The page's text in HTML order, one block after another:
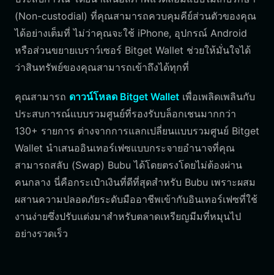
(Non-custodial) ที่คุณสามารถควบคุมคีย์ส่วนตัวของคุณ
ได้อย่างเต็มที่ ไม่ว่าคุณจะใช้ iPhone, อุปกรณ์ Android
หรือส่วนขยายเบราว์เซอร์ Bitget Wallet ช่วยให้มั่นใจได้
ว่าสินทรัพย์ของคุณสามารถเข้าถึงได้ทุกที่
คุณสามารถ ดาวน์โหลด Bitget Wallet เพื่อเพลิดเพลินกับ
ประสบการณ์แบบรวมศูนย์ที่รองรับบล็อกเชนมากกว่า
130+ รายการ ต่างจากการแลกเปลี่ยนแบบรวมศูนย์ Bitget
Wallet นำเสนออินเทอร์เฟซแบบกระจายอำนาจที่คุณ
สามารถสลับ (Swap) Bubu ได้โดยตรงโดยไม่ต้องผ่าน
คนกลาง นี่คือกระเป๋าเงินที่ดีที่สุดสำหรับ Bubu เพราะผสม
ผสานความปลอดภัยระดับมืออาชีพเข้ากับอินเทอร์เฟซที่ใช้
งานง่ายซึ่งปรับแต่งมาสำหรับตลาดเหรียญมีมที่หมุนไป
อย่างรวดเร็ว